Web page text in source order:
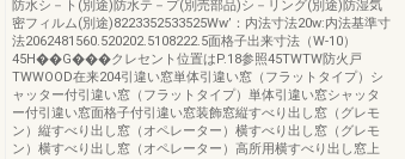
防水シ－ト(別途)防水テ－プ(別売部品)シ－リング(別途)防湿気
密フィルム(別途)8223352533525Ww’：内法寸法20w:内法基準寸
法2062481560.520202.5108222.5面格子出来寸法（W-10）
45H��G���クレセント位置はP.18参照45TWTW防火戸
TWWOOD在来204引違い窓単体引違い窓（フラットタイプ）シ
ャッター付引違い窓（フラットタイプ）単体引違い窓シャッタ
ー付引違い窓面格子付引違い窓装飾窓縦すべり出し窓（グレモ
ン）縦すべり出し窓（オペレーター）横すべり出し窓（グレモ
ン）横すべり出し窓（オペレーター）高所用横すべり出し窓上